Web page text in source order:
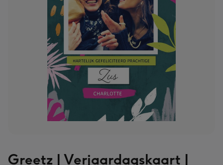
Greetz | Verjaardagskaart |